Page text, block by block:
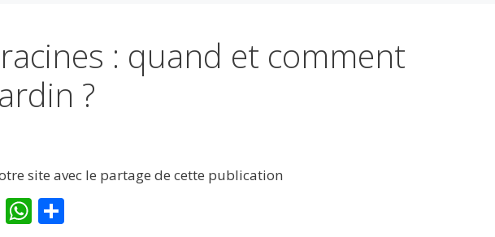
: quand et comment
?
site avec le partage de cette publication
W P